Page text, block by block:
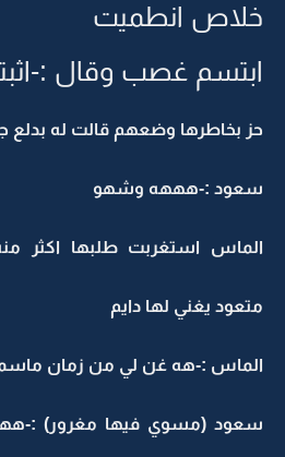
انطميت
غصب وقال :-
بخاطرها وضعهم قالت له بدلع
:-هههه وشهو
استغربت طلبها اكثر
يغني لها دايم
:-هه غن لي من زمان
(مسوي فيها مغرور) :-